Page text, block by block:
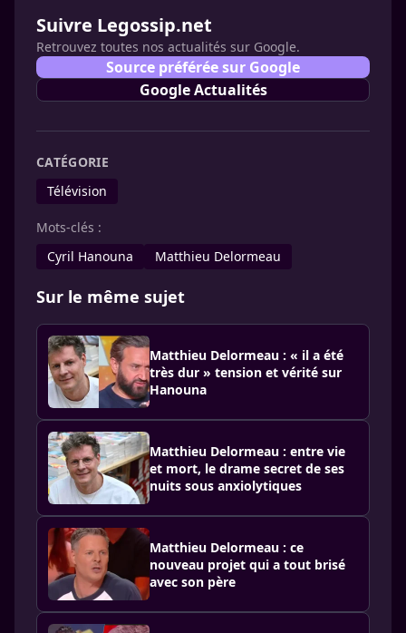
Suivre Legossip.net
Retrouvez toutes nos actualités sur Google.
Source préférée sur Google
Google Actualités
CATÉGORIE
Télévision
Mots-clés :
Cyril Hanouna
Matthieu Delormeau
Sur le même sujet
Matthieu Delormeau : « il a été
très dur » tension et vérité sur
Hanouna
Matthieu Delormeau : entre vie
et mort, le drame secret de ses
nuits sous anxiolytiques
Matthieu Delormeau : ce
nouveau projet qui a tout brisé
avec son père